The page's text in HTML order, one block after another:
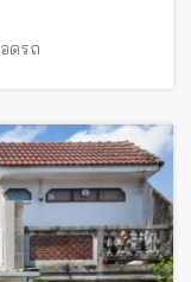
ดรถ